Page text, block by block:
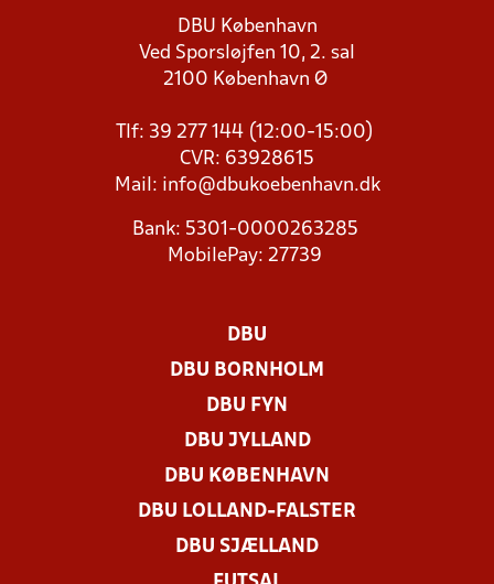
DBU København
Ved Sporsløjfen 10, 2. sal
2100 København Ø
Tlf: 39 277 144 (12:00-15:00)
CVR: 63928615
Mail: info@dbukoebenhavn.dk
Bank: 5301-0000263285
MobilePay: 27739
DBU
DBU BORNHOLM
DBU FYN
DBU JYLLAND
DBU KØBENHAVN
DBU LOLLAND-FALSTER
DBU SJÆLLAND